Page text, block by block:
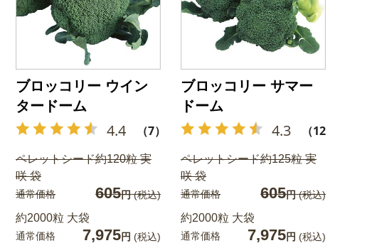
ブロッコリー ウイン
タードーム
4.4 （7）
ペレットシード約120粒 実
咲 袋
通常価格 605円(税込)
約2000粒 大袋
通常価格 7,975円 (税込)
ブロッコリー サマー
ドーム
4.3 （12）
ペレットシード約125粒 実
咲 袋
通常価格 605円(税込)
約2000粒 大袋
通常価格 7,975円 (税込)